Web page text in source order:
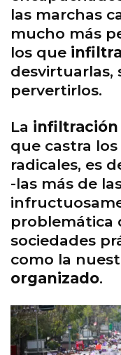
las marchas
mucho más
los que
desvirtuarlas,
pervertirlos.
La infiltración
que castra
radicales, es
-las más de
problemática
sociedades
como la
organizado.